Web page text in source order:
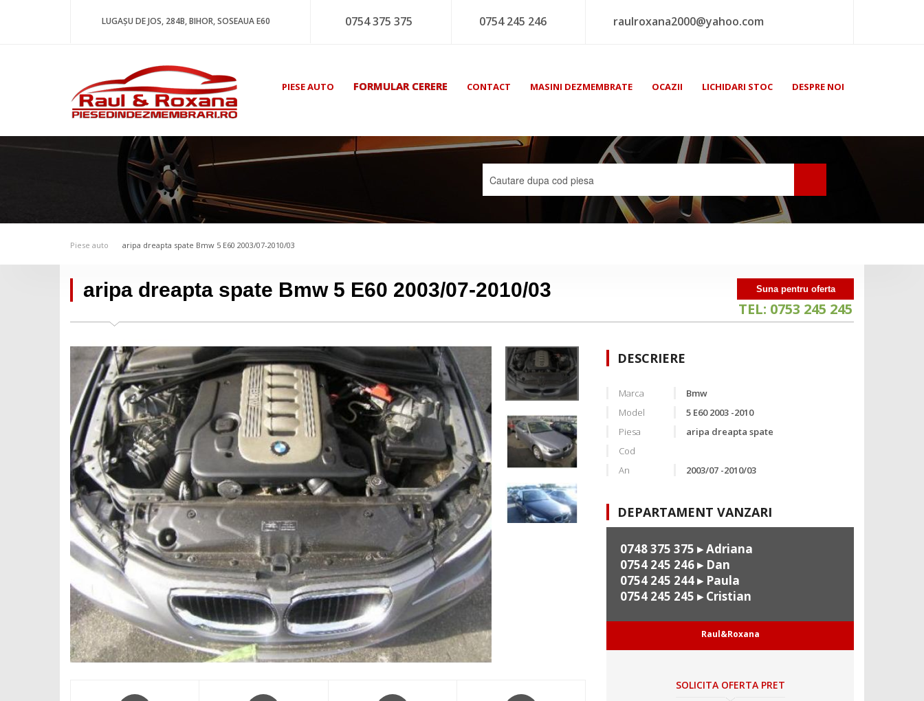
LUGAȘU DE JOS, 284B, BIHOR, SOSEAUA E60 0754 375 375 0754 245 246 raulroxana2000@yahoo.com
PIESE AUTO FORMULAR CERERE CONTACT MASINI DEZMEMBRATE OCAZII LICHIDARI STOC DESPRE NOI
Piese auto aripa dreapta spate Bmw 5 E60 2003/07-2010/03
aripa dreapta spate Bmw 5 E60 2003/07-2010/03 Suna pentru oferta
TEL: 0753 245 245
DESCRIERE
Marca
Bmw
Model
5 E60 2003 -2010
Piesa
aripa dreapta spate
Cod
An
2003/07 -2010/03
DEPARTAMENT VANZARI
0748 375 375 ▸ Adriana
0754 245 246▸ Dan
0754 245 244▸ Paula
0754 245 245 ▸ Cristian
Raul&Roxana
SOLICITA OFERTA PRET